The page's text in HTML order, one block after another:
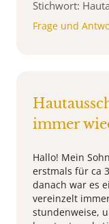
Stichwort:
Frage und
immer
Hallo! Mein
erstmals für ca
danach war es
vereinzelt
stundenweise,